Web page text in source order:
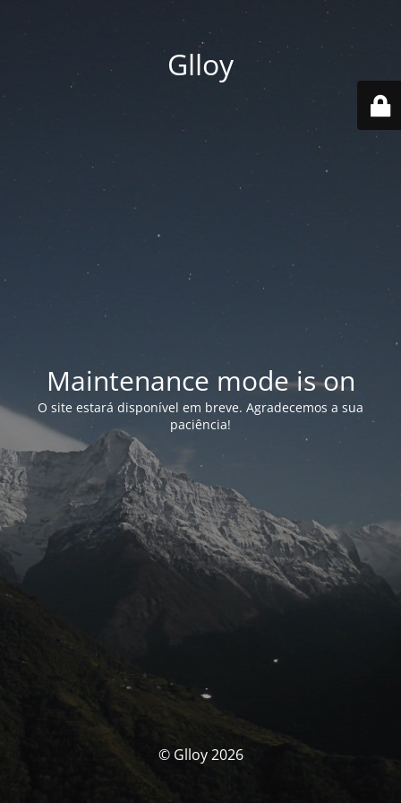
Glloy
Maintenance mode is on
O site estará disponível em breve. Agradecemos a sua
paciência!
© Glloy 2026